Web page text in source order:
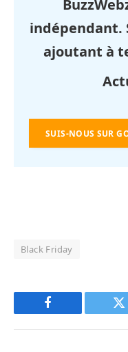
indépendant.
ajoutant à
SUIS-NOUS SUR
Black Friday
Facebook